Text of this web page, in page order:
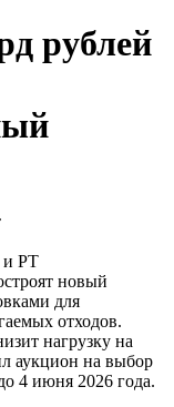
рублей
и РТ
новый
для
отходов.
нагрузку на
аукцион на выбор
4 июня 2026 года.